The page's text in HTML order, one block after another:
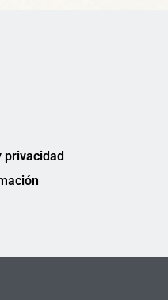
privacidad